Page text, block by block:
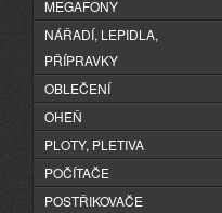
MEGAFONY
NÁŘADÍ, LEPIDLA,
PŘÍPRAVKY
OBLEČENÍ
OHEŇ
PLOTY, PLETIVA
POČÍTAČE
POSTŘIKOVAČE